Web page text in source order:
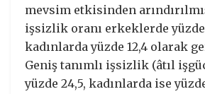
mevsim etkisinden
işsizlik oranı erkeklerde
kadınlarda yüzde 12,4 olarak
Geniş tanımlı işsizlik (âtıl
yüzde 24,5, kadınlarda ise